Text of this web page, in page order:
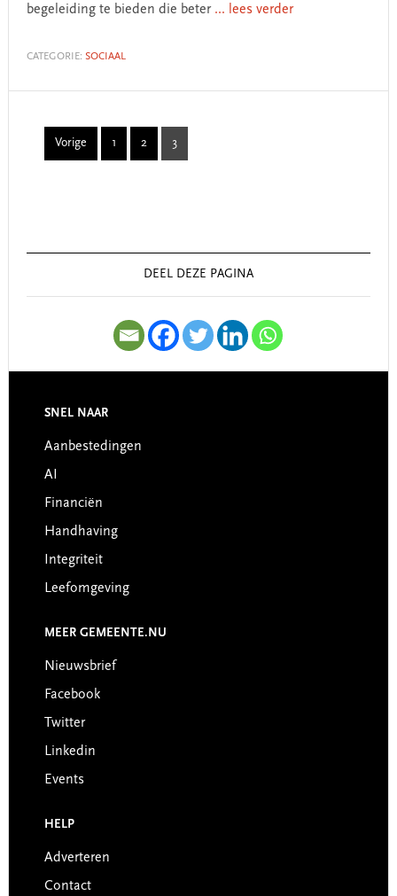
begeleiding te bieden die beter ... lees verder
CATEGORIE: SOCIAAL
Vorige Page
1 Page
2 3
Sidebar
DEEL DEZE PAGINA
Footer
SNEL NAAR
Aanbestedingen
AI
Financiën
Handhaving
Integriteit
Leefomgeving
MEER GEMEENTE.NU
Nieuwsbrief
Facebook
Twitter
Linkedin
Events
HELP
Adverteren
Contact